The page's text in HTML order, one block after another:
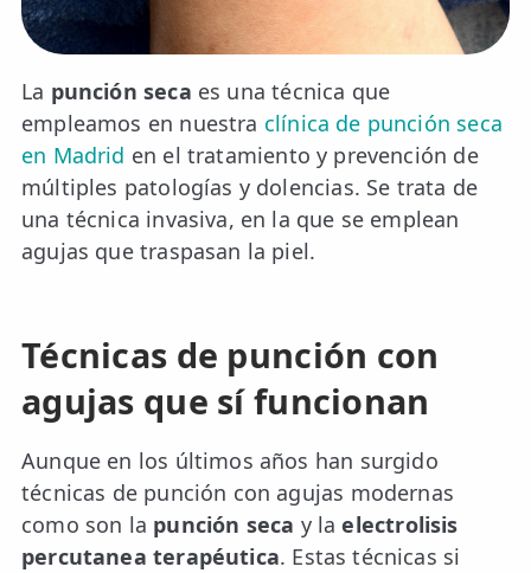
📍 Carabanchel - Usera
📍 Getafe
TIENDA
🛍️ Tienda Bonos
🛍️ Tienda Productos Fisioterapia
🛒 Carrito
❤️ Ofertas
CONTACTO
☎️ 91 005 23 63
📧 Contacta
La punción seca es una técnica que
empleamos en nuestra clínica de punción seca
en Madrid en el tratamiento y prevención de
múltiples patologías y dolencias. Se trata de
una técnica invasiva, en la que se emplean
agujas que traspasan la piel.
Técnicas de punción con
agujas que sí funcionan
Aunque en los últimos años han surgido
técnicas de punción con agujas modernas
como son la punción seca y laelectrolisis
percutanea terapéutica. Estas técnicas si